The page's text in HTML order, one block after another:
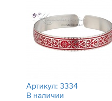
Артикул: 3334
В наличии